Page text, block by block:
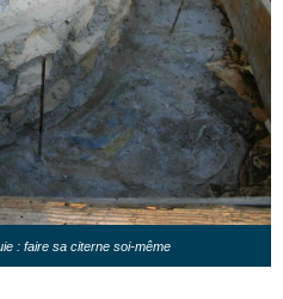
: faire sa citerne soi-même